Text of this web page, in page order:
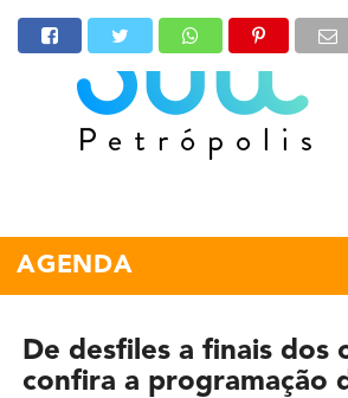
AGENDA
De desfiles a finais dos
confira a programação